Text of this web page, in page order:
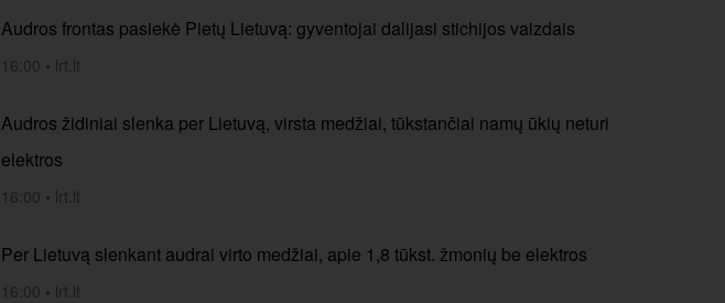
Audros frontas pasiekė Pietų Lietuvą: gyventojai dalijasi stichijos vaizdais
16:00 • lrt.lt
Audros židiniai slenka per Lietuvą, virsta medžiai, tūkstančiai namų ūkių neturi
elektros
16:00 • lrt.lt
Per Lietuvą slenkant audrai virto medžiai, apie 1,8 tūkst. žmonių be elektros
16:00 • lrt.lt